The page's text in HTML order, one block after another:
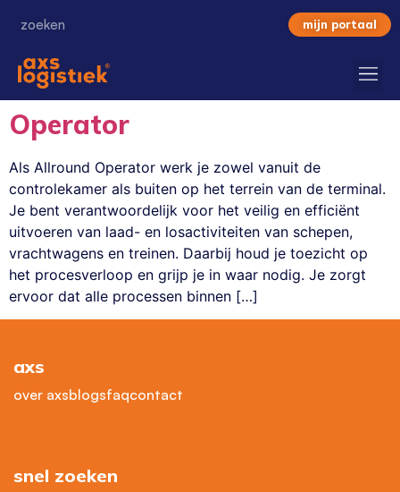
mijn portaal
Operator
Als Allround Operator werk je zowel vanuit de
controlekamer als buiten op het terrein van de terminal.
Je bent verantwoordelijk voor het veilig en efficiënt
uitvoeren van laad- en losactiviteiten van schepen,
vrachtwagens en treinen. Daarbij houd je toezicht op
het procesverloop en grijp je in waar nodig. Je zorgt
ervoor dat alle processen binnen […]
axs
over axsblogsfaqcontact
snel zoeken